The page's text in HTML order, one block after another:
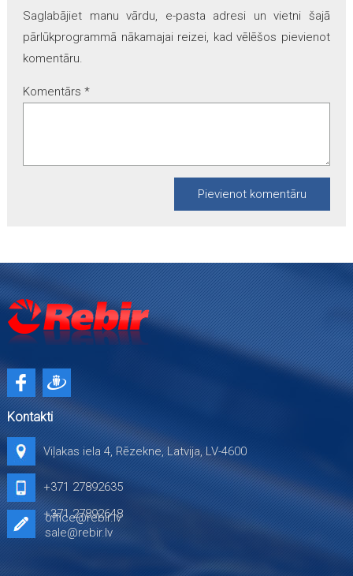
Saglabājiet manu vārdu, e-pasta adresi un vietni šajā
pārlūkprogrammā nākamajai reizei, kad vēlēšos pievienot
komentāru.
Komentārs *
Kontakti
Viļakas iela 4, Rēzekne, Latvija, LV-4600
+371 27892635
+371 27892648
office@rebir.lv
sale@rebir.lv